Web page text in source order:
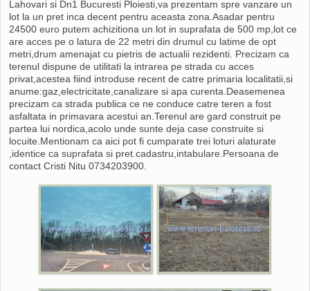
Lahovari si Dn1 Bucuresti Ploiesti,va prezentam spre vanzare un
lot la un pret inca decent pentru aceasta zona.Asadar pentru
24500 euro putem achizitiona un lot in suprafata de 500 mp,lot ce
are acces pe o latura de 22 metri din drumul cu latime de opt
metri,drum amenajat cu pietris de actualii rezidenti. Precizam ca
terenul dispune de utilitati la intrarea pe strada cu acces
privat,acestea fiind introduse recent de catre primaria localitatii,si
anume:gaz,electricitate,canalizare si apa curenta.Deasemenea
precizam ca strada publica ce ne conduce catre teren a fost
asfaltata in primavara acestui an.Terenul are gard construit pe
partea lui nordica,acolo unde sunte deja case construite si
locuite.Mentionam ca aici pot fi cumparate trei loturi alaturate
,identice ca suprafata si pret.cadastru,intabulare.Persoana de
contact Cristi Nitu 0734203900.